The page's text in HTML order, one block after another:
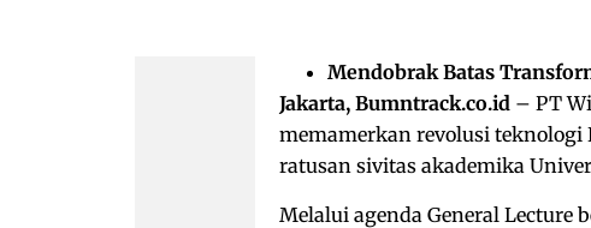
Mendobrak Batas
Jakarta, Bumntrack.co.id – PT
memamerkan revolusi
ratusan sivitas akademika
Melalui agenda General